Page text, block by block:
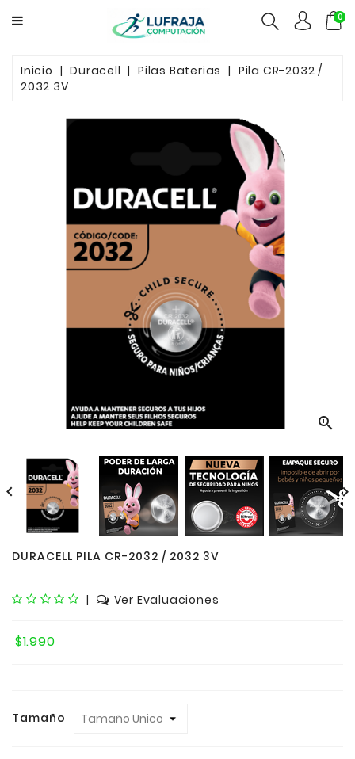
GAMERS
0
Inicio Duracell Pilas Baterias
Pila CR-2032 /
2032 3V

 
DURACELL PILA CR-2032 / 2032 3V
| Ver Evaluaciones
$1.990
Tamaño